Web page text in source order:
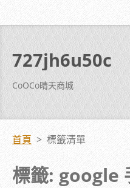
727jh6u50c
CoOCo晴天商城
首頁 > 標籤清單
標籤: google